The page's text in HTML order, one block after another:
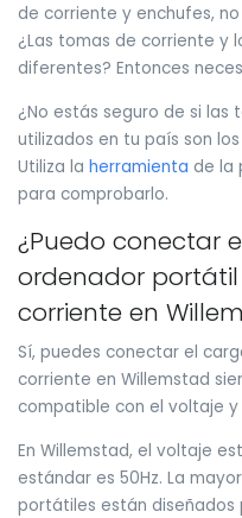
de corriente y enchufes,
¿Las tomas de corriente y
diferentes? Entonces
¿No estás seguro de si las
utilizados en tu país son
Utiliza la herramienta de la
para comprobarlo.
¿Puedo conectar
ordenador
corriente en
Sí, puedes conectar el
corriente en Willemstad
compatible con el voltaje
En Willemstad, el voltaje
estándar es 50Hz. La
portátiles están diseñados